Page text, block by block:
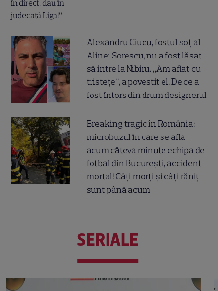
Alexandru Ciucu, fostul soț al
Alinei Sorescu, nu a fost lăsat
să intre la Nibiru. „Am aflat cu
tristețe”, a povestit el. De ce a
fost întors din drum designerul
Breaking tragic în România:
microbuzul în care se afla
acum câteva minute echipa de
fotbal din București, accident
mortal! Câți morți și câți răniți
sunt până acum
SERIALE